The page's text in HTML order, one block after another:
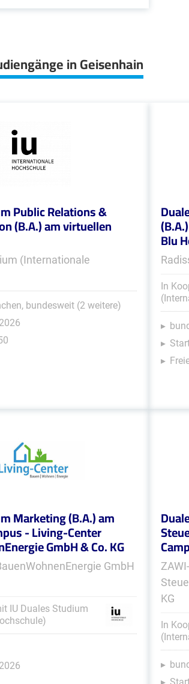
in Geisenhain
Public Relations &
(B.A.) am virtuellen
(Internationale
bundesweit (2 weitere)
Blu
In
Marketing (B.A.) am
- Living-Center
GmbH & Co. KG
GmbH
IU Duales Studium
KG
In